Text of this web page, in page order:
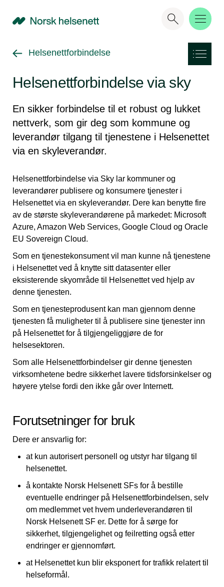
NHN
Gå tilbake til
Helsenettforbindelse
Helsenettforbindelse via sky
En sikker forbindelse til et robust og lukket
nettverk, som gir deg som kommune og
leverandør tilgang til tjenestene i Helsenettet
via en skyleverandør.
Helsenettforbindelse via Sky lar kommuner og
leverandører publisere og konsumere tjenester i
Helsenettet via en skyleverandør. Dere kan benytte fire
av de største skyleverandørene på markedet: Microsoft
Azure, Amazon Web Services, Google Cloud og Oracle
EU Sovereign Cloud.
Som en tjenestekonsument vil man kunne nå tjenestene
i Helsenettet ved å knytte sitt datasenter eller
eksisterende skyområde til Helsenettet ved hjelp av
denne tjenesten.
Som en tjenesteprodusent kan man gjennom denne
tjenesten få muligheter til å publisere sine tjenester inn
på Helsenettet for å tilgjengeliggjøre de for
helsesektoren.
Som alle Helsenettforbindelser gir denne tjenesten
virksomhetene bedre sikkerhet lavere tidsforsinkelser og
høyere ytelse fordi den ikke går over Internett.
Forutsetninger for bruk
Dere er ansvarlig for:
at kun autorisert personell og utstyr har tilgang til
helsenettet.
å kontakte Norsk Helsenett SFs for å bestille
eventuelle endringer på Helsenettforbindelsen, selv
om medlemmet vet hvem underleverandøren til
Norsk Helsenett SF er. Dette for å sørge for
sikkerhet, tilgjengelighet og feilretting også etter
endringer er gjennomført.
at Helsenettet kun blir eksponert for trafikk relatert til
helseformål.